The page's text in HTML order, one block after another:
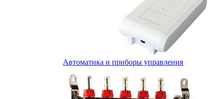
Автоматика и приборы управления